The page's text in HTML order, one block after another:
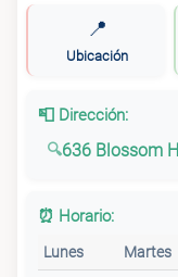
📍
Ubicación
📮 Dirección:
636 Blossom
⏰ Horario:
Lunes Martes